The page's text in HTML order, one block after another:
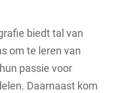
biedt tal van
om te leren van
passie voor
Daarnaast kom